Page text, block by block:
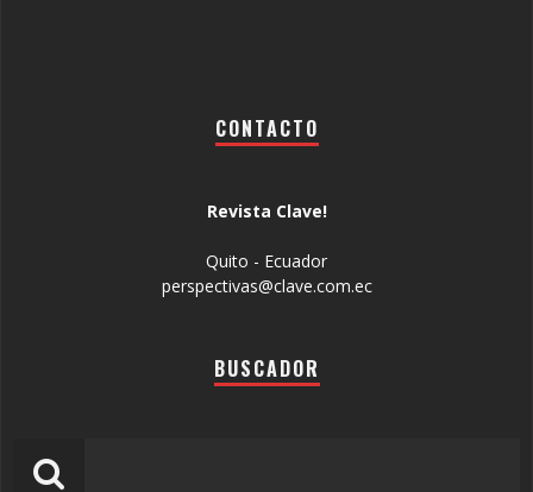
CONTACTO
Revista Clave!
Quito - Ecuador
perspectivas@clave.com.ec
BUSCADOR